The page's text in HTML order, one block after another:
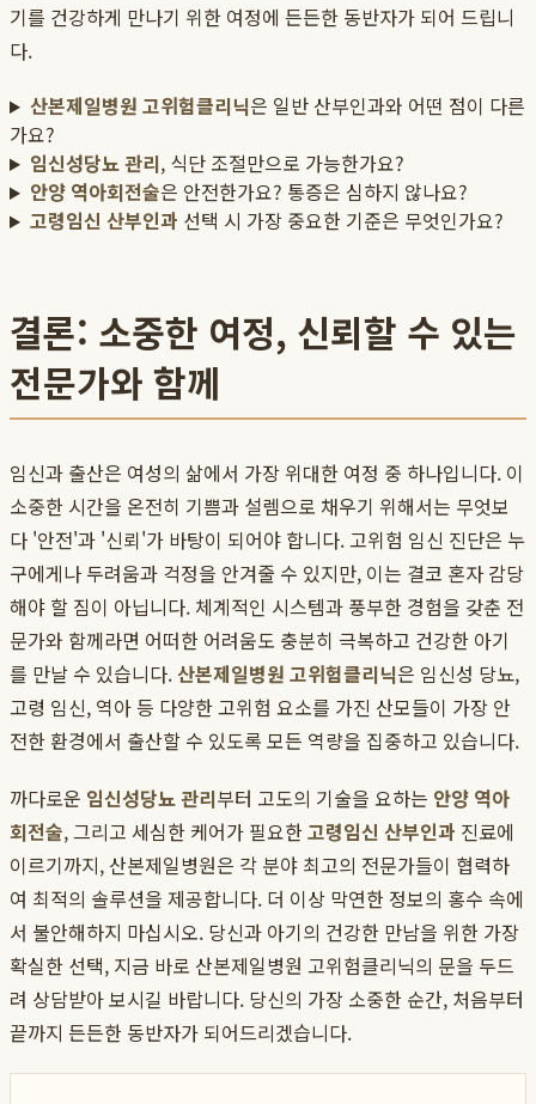
기를 건강하게 만나기 위한 여정에 든든한 동반자가 되어 드립니
다.
산본제일병원 고위험클리닉은 일반 산부인과와 어떤 점이 다른
가요?
임신성당뇨 관리, 식단 조절만으로 가능한가요?
안양 역아회전술은 안전한가요? 통증은 심하지 않나요?
고령임신 산부인과 선택 시 가장 중요한 기준은 무엇인가요?
결론: 소중한 여정, 신뢰할 수 있는
전문가와 함께
임신과 출산은 여성의 삶에서 가장 위대한 여정 중 하나입니다. 이
소중한 시간을 온전히 기쁨과 설렘으로 채우기 위해서는 무엇보
다 '안전'과 '신뢰'가 바탕이 되어야 합니다. 고위험 임신 진단은 누
구에게나 두려움과 걱정을 안겨줄 수 있지만, 이는 결코 혼자 감당
해야 할 짐이 아닙니다. 체계적인 시스템과 풍부한 경험을 갖춘 전
문가와 함께라면 어떠한 어려움도 충분히 극복하고 건강한 아기
를 만날 수 있습니다. 산본제일병원 고위험클리닉은 임신성 당뇨,
고령 임신, 역아 등 다양한 고위험 요소를 가진 산모들이 가장 안
전한 환경에서 출산할 수 있도록 모든 역량을 집중하고 있습니다.
까다로운 임신성당뇨 관리부터 고도의 기술을 요하는 안양 역아
회전술, 그리고 세심한 케어가 필요한고령임신 산부인과 진료에
이르기까지, 산본제일병원은 각 분야 최고의 전문가들이 협력하
여 최적의 솔루션을 제공합니다. 더 이상 막연한 정보의 홍수 속에
서 불안해하지 마십시오. 당신과 아기의 건강한 만남을 위한 가장
확실한 선택, 지금 바로 산본제일병원 고위험클리닉의 문을 두드
려 상담받아 보시길 바랍니다. 당신의 가장 소중한 순간, 처음부터
끝까지 든든한 동반자가 되어드리겠습니다.